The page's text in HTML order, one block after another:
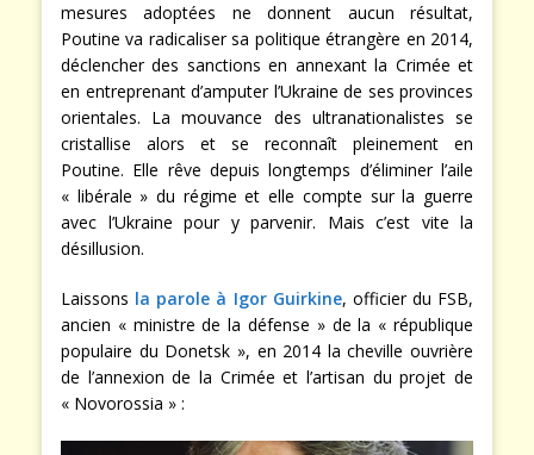
mesures adoptées ne donnent aucun résultat,
Poutine va radicaliser sa politique étrangère en 2014,
déclencher des sanctions en annexant la Crimée et
en entreprenant d’amputer l’Ukraine de ses provinces
orientales. La mouvance des ultranationalistes se
cristallise alors et se reconnaît pleinement en
Poutine. Elle rêve depuis longtemps d’éliminer l’aile
« libérale » du régime et elle compte sur la guerre
avec l’Ukraine pour y parvenir. Mais c’est vite la
désillusion.
Laissons la parole à Igor Guirkine, officier du FSB,
ancien « ministre de la défense » de la « république
populaire du Donetsk », en 2014 la cheville ouvrière
de l’annexion de la Crimée et l’artisan du projet de
« Novorossia » :